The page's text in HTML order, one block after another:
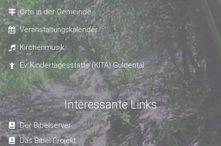
Orte in der Gemeinde
Veranstaltungskalender
Kirchenmusik
Ev. Kindertagesstätte (KITA) Guldental
Interessante Links
Der Bibelserver
Das Bibel-Projekt